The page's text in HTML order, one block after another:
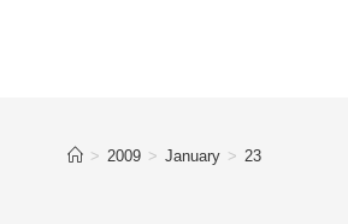
> 2009 > January > 23